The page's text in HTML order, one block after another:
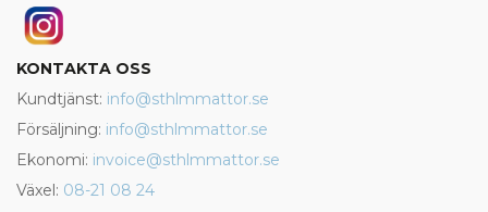
KONTAKTA OSS
Kundtjänst: info@sthlmmattor.se
Försäljning: info@sthlmmattor.se
Ekonomi: invoice@sthlmmattor.se
Växel: 08-21 08 24